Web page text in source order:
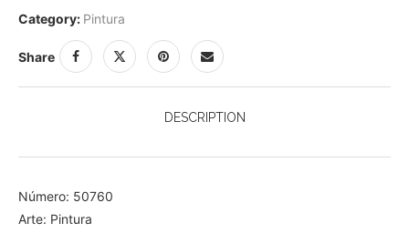
Category: Pintura
Share
DESCRIPTION
Número: 50760
Arte: Pintura